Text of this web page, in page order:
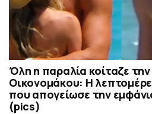
Όλη η παραλία κοίταζε
Οικονομάκου: Η
που απογείωσε την
(pics)